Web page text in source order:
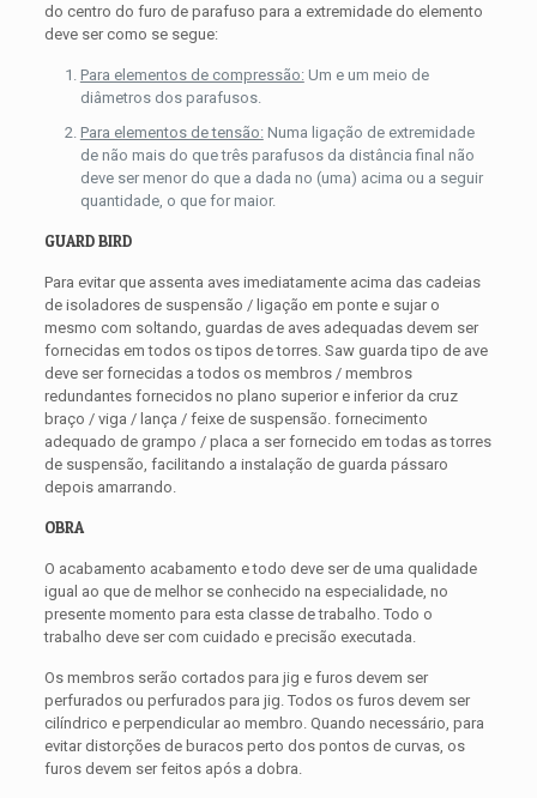
do centro do furo de parafuso para a extremidade do elemento
deve ser como se segue:
Para elementos de compressão: Um e um meio de
diâmetros dos parafusos.
Para elementos de tensão: Numa ligação de extremidade
de não mais do que três parafusos da distância final não
deve ser menor do que a dada no (uma) acima ou a seguir
quantidade, o que for maior.
GUARD BIRD
Para evitar que assenta aves imediatamente acima das cadeias
de isoladores de suspensão / ligação em ponte e sujar o
mesmo com soltando, guardas de aves adequadas devem ser
fornecidas em todos os tipos de torres. Saw guarda tipo de ave
deve ser fornecidas a todos os membros / membros
redundantes fornecidos no plano superior e inferior da cruz
braço / viga / lança / feixe de suspensão. fornecimento
adequado de grampo / placa a ser fornecido em todas as torres
de suspensão, facilitando a instalação de guarda pássaro
depois amarrando.
OBRA
O acabamento acabamento e todo deve ser de uma qualidade
igual ao que de melhor se conhecido na especialidade, no
presente momento para esta classe de trabalho. Todo o
trabalho deve ser com cuidado e precisão executada.
Os membros serão cortados para jig e furos devem ser
perfurados ou perfurados para jig. Todos os furos devem ser
cilíndrico e perpendicular ao membro. Quando necessário, para
evitar distorções de buracos perto dos pontos de curvas, os
furos devem ser feitos após a dobra.